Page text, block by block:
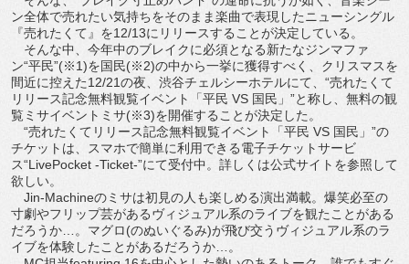
ン全体で売れたい気持ちをそのまま楽曲で表現したニューシングル
『売れたくて』を12/13にリリースすることが決定している。
そんな中、今年中のブレイクに必須となる新たなジンマファ
ン“平民”(※1)を国民(※2)の中から一挙に獲得すべく、クリスマスを
間近に控えた12/21の夜、渋谷チェルシーホテルにて、“売れたくて
リリース記念無料観覧イベント「平民 VS 国民」”と称し、無料の観
覧ミサイベントミサ(※3)を開催することが決定した。
“売れたくてリリース記念無料観覧イベント「平民 VS 国民」”の
チケットは、スマホで簡単に利用できる電子チケットサービ
ス“LivePocket -Ticket-”にて受付中。詳しくは公式サイトを参照して
欲しい。
Jin-Machineのミサは初見の人も楽しめる演出満載。爆笑必至の
寸劇やフリップ芸があるヴィジュアル系のライブを観たことがある
だろうか…。マグロ(のぬいぐるみ)が飛び交うヴィジュアル系のラ
イブを体験したことがあるだろうか…。